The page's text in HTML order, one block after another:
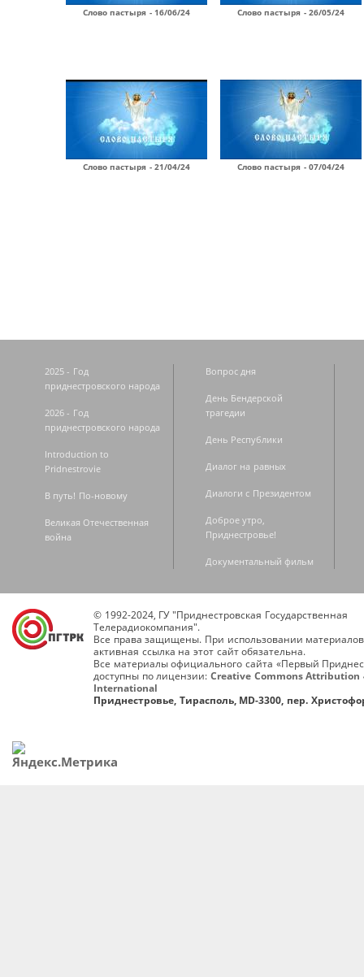
Слово пастыря - 16/06/24 Слово пастыря - 26/05/24
Слово пастыря - 21/04/24 Слово пастыря - 07/04/24
2025 - Год
приднестровского народа
2026 - Год
приднестровского народа
Introduction to
Pridnestrovie
В путь! По-новому
Великая Отечественная
война
Вопрос дня
День Бендерской
трагедии
День Республики
Диалог на равных
Диалоги с Президентом
Доброе утро,
Приднестровье!
Документальный фильм
© 1992-2024, ГУ "Приднестровская Государственная
Телерадиокомпания".
Все права защищены. При использовании
активная ссылка на этот сайт обязательна.
Все материалы официального сайта «Первый
доступны по лицензии: Creative Commons Attribution
International
Приднестровье, Тирасполь, MD-3300, пер.